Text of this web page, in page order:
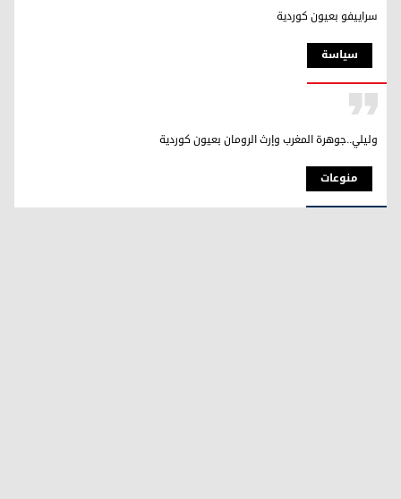
سیاسة
سراييفو بعيون كوردية
منوعات
وليلي..جوهرة المغرب وإرث الرومان بعيون كوردية